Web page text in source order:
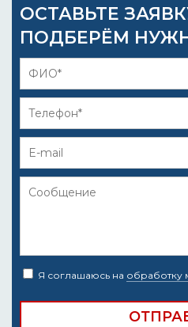
ОСТАВЬТЕ
ПОДБЕРЁМ
Я соглашаюсь на обработку